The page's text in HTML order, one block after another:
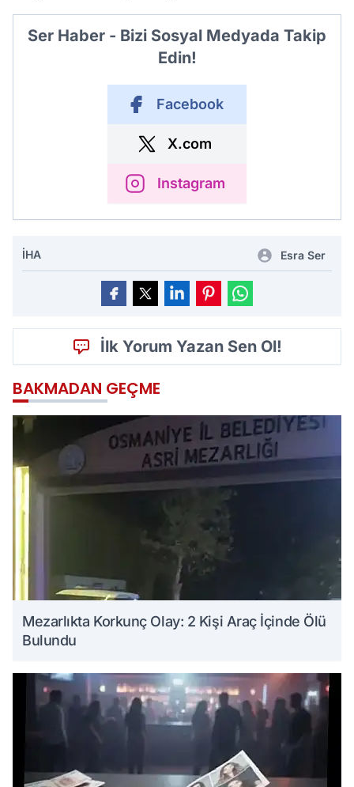
Ser Haber - Bizi Sosyal Medyada Takip
Edin!
Facebook
X.com
Instagram
İHA Esra Ser
İlk Yorum Yazan Sen Ol!
BAKMADAN GEÇME
Mezarlıkta Korkunç Olay: 2 Kişi Araç İçinde Ölü
Bulundu